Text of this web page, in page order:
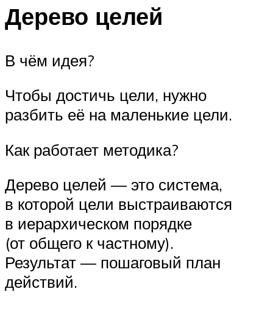
Дерево целей
В чём идея?
Чтобы достичь цели, нужно
разбить её на маленькие цели.
Как работает методика?
Дерево целей — это система,
в которой цели выстраиваются
в иерархическом порядке
(от общего к частному).
Результат — пошаговый план
действий.